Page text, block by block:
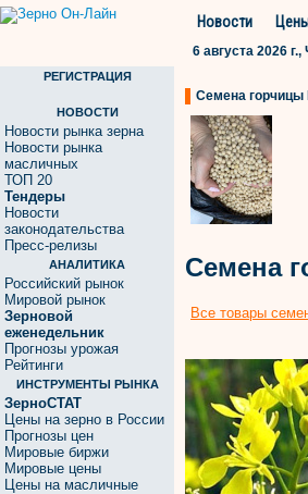
Новости
6 августа 2026 г.,
РЕГИСТРАЦИЯ
НОВОСТИ
Новости рынка зерна
Новости рынка
масличных
ТОП 20
Тендеры
Новости
законодательства
Пресс-релизы
АНАЛИТИКА
Российский рынок
Мировой рынок
Зерновой
еженедельник
Прогнозы урожая
Рейтинги
ИНСТРУМЕНТЫ РЫНКА
ЗерноСТАТ
Цены на зерно в России
Прогнозы цен
Мировые биржи
Мировые цены
Цены на масличные
Семена горчицы
Семена
Все товары